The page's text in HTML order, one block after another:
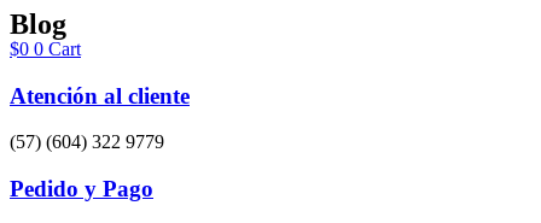
Ir
al
contenido
Blog
$0 0 Cart
Atención al cliente
(57) (604) 322 9779
Pedido y Pago